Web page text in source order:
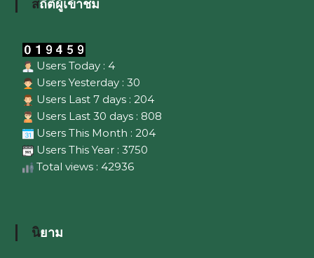
สถิติผู้เข้าชม
Users Today : 4
Users Yesterday : 30
Users Last 7 days : 204
Users Last 30 days : 808
Users This Month : 204
Users This Year : 3750
Total views : 42936
นิยาม